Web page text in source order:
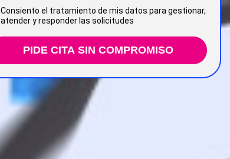
Consiento el tratamiento de mis datos para gestionar,
atender y responder las solicitudes